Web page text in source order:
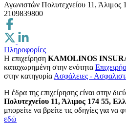
Αγωνιστών Πολυτεχνείου 11,
2109839800
Πληροφορίες
Η επιχείρηση KAMOLINOS
καταχωρημένη στην ενότητα
στην κατηγορίαΑσφάλειες -
H έδρα της επιχείρησης είναι στην
Πολυτεχνείου 11, Άλιμος 174 55,
μπορείτε να βρείτε τις οδηγίες για να
εδώ